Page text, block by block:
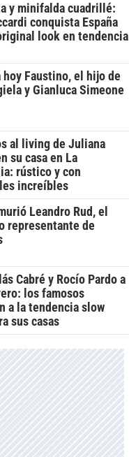
y minifalda cuadrillé:
conquista España
look en tendencia
Faustino, el hijo de
y Gianluca Simeone
al living de Juliana
su casa en La
rústico y con
increíbles
Leandro Rud, el
representante de
Cabré y Rocío Pardo a
los famosos
a la tendencia slow
sus casas